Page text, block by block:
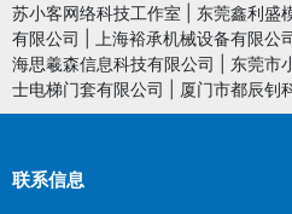
苏小客网络科技工作室
东莞鑫利盛
有限公司
上海裕承机械设备有限公
海思羲森信息科技有限公司
东莞市
士电梯门套有限公司
厦门市都辰钊
联系信息